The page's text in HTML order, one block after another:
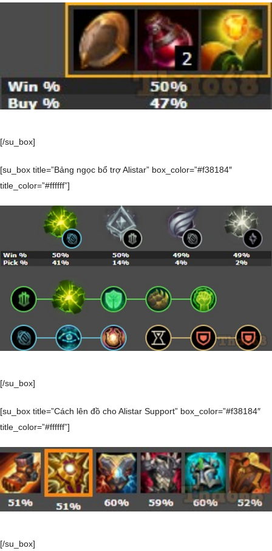
[/su_box]
[su_box title=”Bảng ngọc bổ trợ Alistar” box_color=”#f38184″
title_color=”#ffffff”]
[/su_box]
[su_box title=”Cách lên đồ cho Alistar Support” box_color=”#f38184″
title_color=”#ffffff”]
[/su_box]